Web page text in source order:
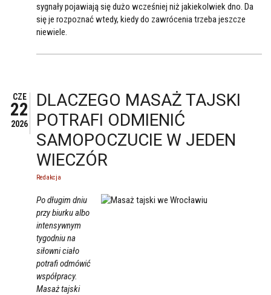
sygnały pojawiają się dużo wcześniej niż jakiekolwiek dno. Da
się je rozpoznać wtedy, kiedy do zawrócenia trzeba jeszcze
niewiele.
CZE
22
2026
DLACZEGO MASAŻ TAJSKI
POTRAFI ODMIENIĆ
SAMOPOCZUCIE W JEDEN
WIECZÓR
Redakcja
Po długim dniu
przy biurku albo
intensywnym
tygodniu na
siłowni ciało
potrafi odmówić
współpracy.
Masaż tajski